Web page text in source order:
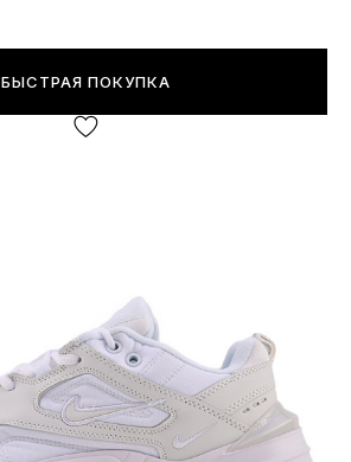
БЫСТРАЯ ПОКУПКА